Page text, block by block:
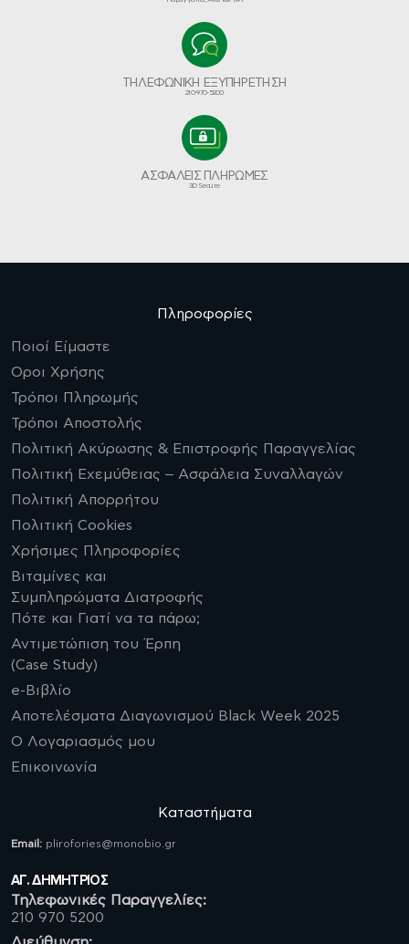
ΤΗΛΕΦΩΝΙΚΗ ΕΞΥΠΗΡΕΤΗΣΗ
210-970-5200
ΑΣΦΑΛΕΙΣ ΠΛΗΡΩΜΕΣ
3D Secure
Πληροφορίες
Ποιοί Είμαστε
Οροι Χρήσης
Τρόποι Πληρωμής
Τρόποι Αποστολής
Πολιτική Ακύρωσης & Επιστροφής Παραγγελίας
Πολιτική Εχεμύθειας – Ασφάλεια Συναλλαγών
Πολιτική Απορρήτου
Πολιτική Cookies
Χρήσιμες Πληροφορίες
Βιταμίνες και
Συμπληρώματα Διατροφής
Πότε και Γιατί να τα πάρω;
Αντιμετώπιση του Έρπη
(Case Study)
e-Βιβλίο
Αποτελέσματα Διαγωνισμού Black Week 2025
Ο Λογαριασμός μου
Επικοινωνία
Καταστήματα
Email: plirofories@monobio.gr
ΑΓ. ΔΗΜΗΤΡΙΟΣ
Τηλεφωνικές Παραγγελίες:
210 970 5200